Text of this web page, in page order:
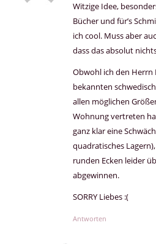
Witzige Idee,
Bücher und für’s
ich cool. Muss aber
dass das absolut
Obwohl ich den Herrn
bekannten
allen möglichen
Wohnung vertreten
ganz klar eine
quadratisches
runden Ecken leider
abgewinnen.
SORRY Liebes :(
Antworten